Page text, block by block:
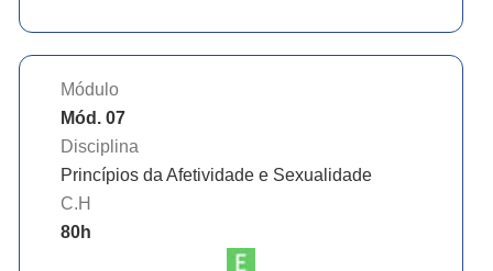
Módulo
Mód. 07
Disciplina
Princípios da Afetividade e Sexualidade
C.H
80h